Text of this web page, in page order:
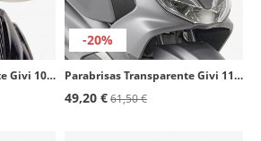
Parabrisas Transparente Givi 103A para Piaggio Beverly Tourer 125/250/300/400 (08-10)
-20%
Parabrisas Transparente Givi 1129DT para Honda PCX 125 (18-20)
49,20 €61,50 €